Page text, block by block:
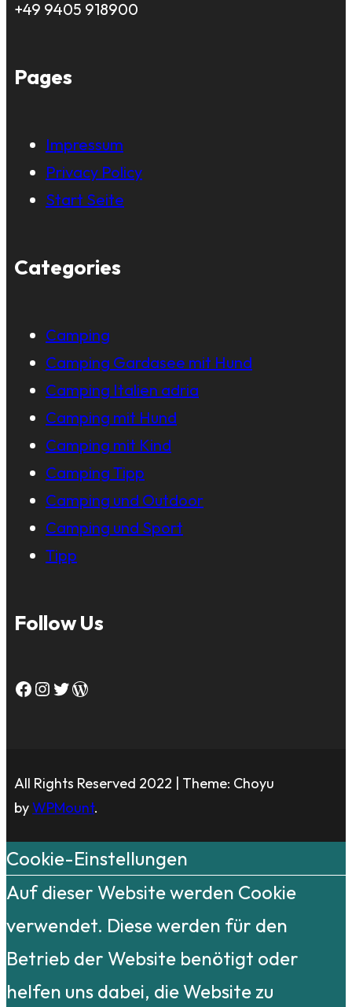
+49 9405 918900
Pages
Impressum
Privacy Policy
Start Seite
Categories
Camping
Camping Gardasee mit Hund
Camping Italien adria
Camping mit Hund
Camping mit Kind
Camping Tipp
Camping und Outdoor
Camping und Sport
Tipp
Follow Us
Facebook Instagram Twitter WordPress
All Rights Reserved 2022 | Theme: Choyu
byWPMount.
Cookie-Einstellungen
Auf dieser Website werden Cookie
verwendet. Diese werden für den
Betrieb der Website benötigt oder
helfen uns dabei, die Website zu